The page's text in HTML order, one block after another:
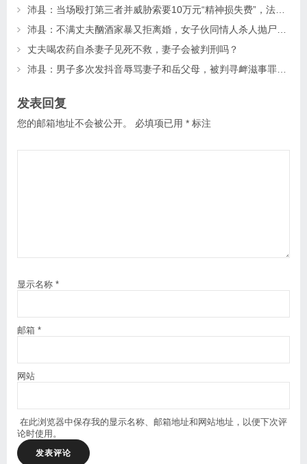
丈夫喝农药自杀妻子见死不救，妻子会被判刑吗？
发表回复
您的邮箱地址不会被公开。 必填项已用 * 标注
显示名称 *
邮箱 *
网站
在此浏览器中保存我的显示名称、邮箱地址和网站地址，以便下次评
论时使用。